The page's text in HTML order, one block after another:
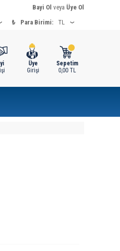
Bayi Ol veya Üye Ol
₺ Para Birimi:
Sepetim
0,00TL
Üye
Girişi